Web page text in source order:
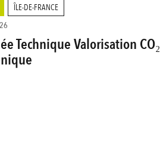
ÎLE-DE-FRANCE
Technique Valorisation CO₂